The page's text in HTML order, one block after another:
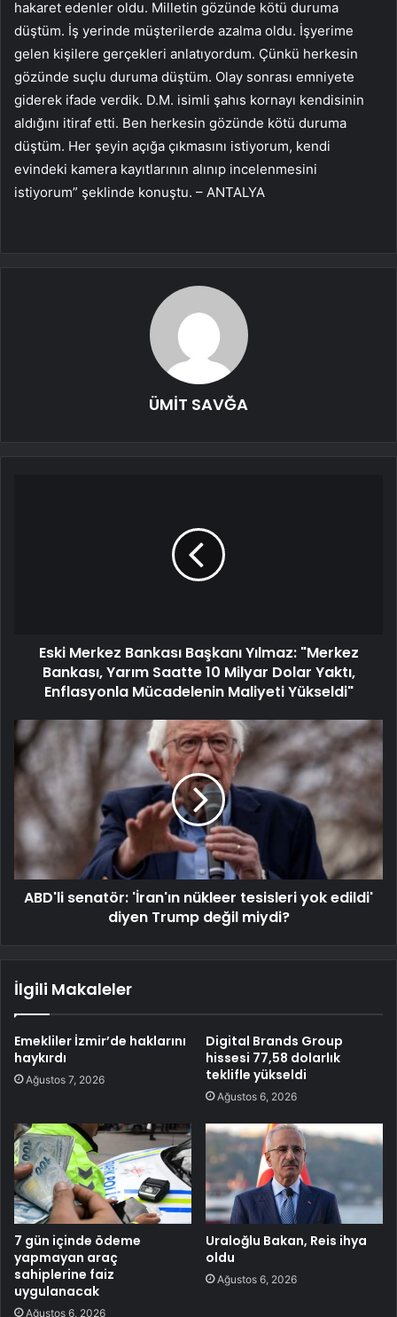
hakaret edenler oldu. Milletin gözünde kötü duruma
düştüm. İş yerinde müşterilerde azalma oldu. İşyerime
gelen kişilere gerçekleri anlatıyordum. Çünkü herkesin
gözünde suçlu duruma düştüm. Olay sonrası emniyete
giderek ifade verdik. D.M. isimli şahıs kornayı kendisinin
aldığını itiraf etti. Ben herkesin gözünde kötü duruma
düştüm. Her şeyin açığa çıkmasını istiyorum, kendi
evindeki kamera kayıtlarının alınıp incelenmesini
istiyorum” şeklinde konuştu. – ANTALYA
ÜMİT SAVĞA
Eski Merkez Bankası Başkanı Yılmaz: "Merkez
Bankası, Yarım Saatte 10 Milyar Dolar Yaktı,
Enflasyonla Mücadelenin Maliyeti Yükseldi"
ABD'li senatör: 'İran'ın nükleer tesisleri yok edildi'
diyen Trump değil miydi?
İlgili Makaleler
Emekliler İzmir’de haklarını
haykırdı
Ağustos 7, 2026
Digital Brands Group
hissesi 77,58 dolarlık
teklifle yükseldi
Ağustos 6, 2026
7 gün içinde ödeme
yapmayan araç
sahiplerine faiz
uygulanacak
Ağustos 6, 2026
Uraloğlu Bakan, Reis ihya
oldu
Ağustos 6, 2026